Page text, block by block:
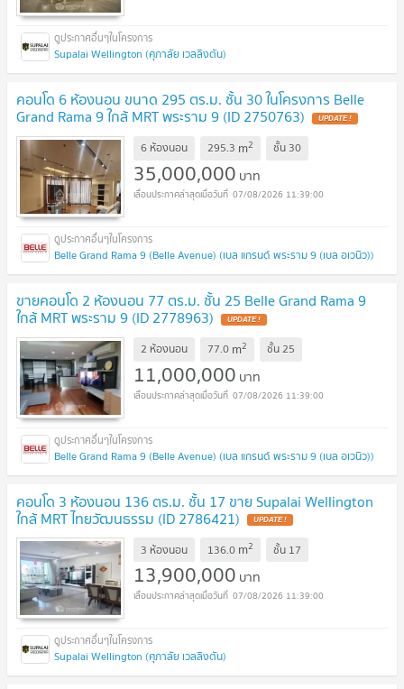
Supalai Wellington (ศุภาลัย เวลลิงตัน)
คอนโด 6 ห้องนอน ขนาด 295 ตร.ม. ชั้น 30 ในโครงการ Belle
Grand Rama 9 ใกล้ MRT พระราม 9 (ID 2750763) UPDATE !
6 ห้องนอน 295.3 m2 ชั้น 30
35,000,000 บาท
07/08/2026 11:39:00
Belle Grand Rama 9 (Belle Avenue) (เบล แกรนด์ พระราม 9 (เบล อเวนิว))
ขายคอนโด 2 ห้องนอน 77 ตร.ม. ชั้น 25 Belle Grand Rama 9
ใกล้ MRT พระราม 9 (ID 2778963) UPDATE !
2 ห้องนอน 77.0 m2 ชั้น25
11,000,000 บาท
07/08/2026 11:39:00
Belle Grand Rama 9 (Belle Avenue) (เบล แกรนด์ พระราม 9 (เบล อเวนิว))
คอนโด 3 ห้องนอน 136 ตร.ม. ชั้น 17 ขาย Supalai Wellington
ใกล้ MRT ไทยวัฒนธรรม (ID 2786421) UPDATE !
3 ห้องนอน 136.0 m2 ชั้น 17
13,900,000 บาท
07/08/2026 11:39:00
Supalai Wellington (ศุภาลัย เวลลิงตัน)